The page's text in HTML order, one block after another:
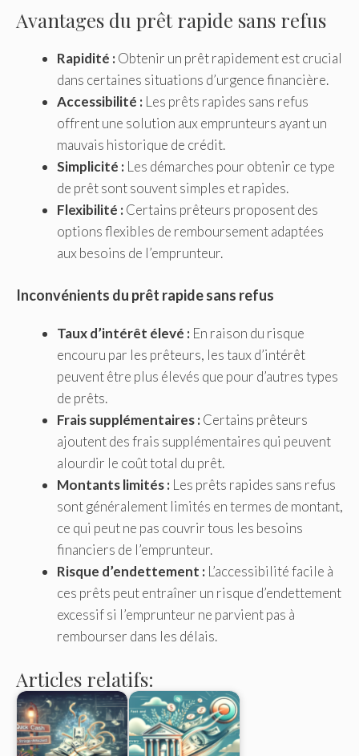
Avantages du prêt rapide sans refus
Rapidité :Obtenir un prêt rapidement est crucial
dans certaines situations d’urgence financière.
Accessibilité : Les prêts rapides sans refus
offrent une solution aux emprunteurs ayant un
mauvais historique de crédit.
Simplicité : Les démarches pour obtenir ce type
de prêt sont souvent simples et rapides.
Flexibilité :Certains prêteurs proposent des
options flexibles de remboursement adaptées
aux besoins de l’emprunteur.
Inconvénients du prêt rapide sans refus
Taux d’intérêt élevé : En raison du risque
encouru par les prêteurs, les taux d’intérêt
peuvent être plus élevés que pour d’autres types
de prêts.
Frais supplémentaires :Certains prêteurs
ajoutent des frais supplémentaires qui peuvent
alourdir le coût total du prêt.
Montants limités : Les prêts rapides sans refus
sont généralement limités en termes de montant,
ce qui peut ne pas couvrir tous les besoins
financiers de l’emprunteur.
Risque d’endettement : L’accessibilité facile à
ces prêts peut entraîner un risque d’endettement
excessif si l’emprunteur ne parvient pas à
rembourser dans les délais.
Articles relatifs: